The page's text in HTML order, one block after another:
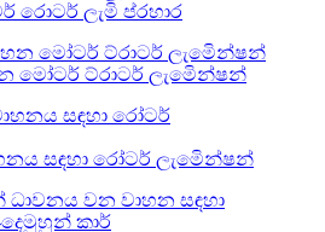
රොටර් ලැමි ප්රහාර
මෝටර් ට්රාටර් ලැමිෙන්ෂන්
සඳහා රෝටර් ලැමිෙන්ෂන්